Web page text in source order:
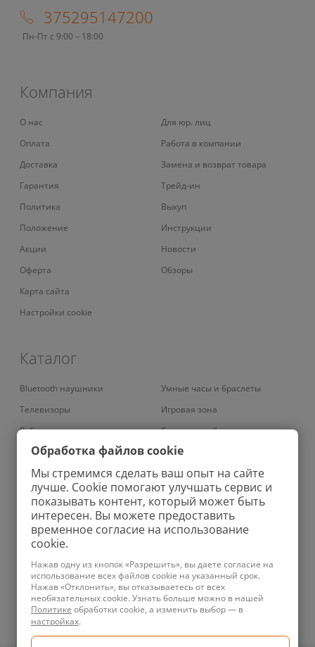
375295147200
Пн-Пт с 9:00 – 18:00
Компания
О нас
Оплата
Доставка
Гарантия
Политика
Положение
Акции
Оферта
Карта сайта
Настройки cookie
Для юр. лиц
Работа в компании
Замена и возврат товара
Трейд-ин
Выкуп
Инструкции
Новости
Обзоры
Каталог
Bluetooth наушники
Телевизоры
Роботы-пылесосы
Умные кондиционеры
Вертикальные пылесосы
Роботы-мойщики окон
Колонки
Проекторы
Планшеты
Телефоны
Техника для уборки
Умные часы и браслеты
Игровая зона
Смарт-устройства
Умный дом
Аудио
Ирригаторы
Зубные щетки
Велосипеды
Бритвы
Ноутбуки
Обработка файлов cookie
Мы стремимся сделать ваш опыт на сайте
лучше. Cookie помогают улучшать сервис и
показывать контент, который может быть
интересен. Вы можете предоставить
временное согласие на использование
cookie.
Нажав одну из кнопок «Разрешить», вы даете согласие на
использование всех файлов cookie на указанный срок.
Нажав «Отклонить», вы отказываетесь от всех
необязательных cookie. Узнать больше можно в нашей
Политике обработки cookie, а изменить выбор — в
настройках.